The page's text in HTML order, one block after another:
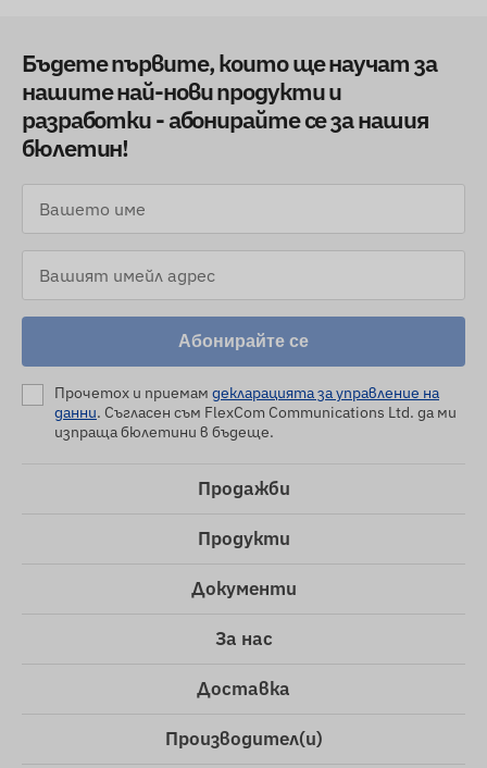
Бъдете първите, които ще научат за
нашите най-нови продукти и
разработки - абонирайте се за нашия
бюлетин!
Абонирайте се
Прочетох и приемам декларацията за управление на
данни. Съгласен съм FlexCom Communications Ltd. да ми
изпраща бюлетини в бъдеще.
Продажби
Продукти
Документи
За нас
Доставка
Производител(и)